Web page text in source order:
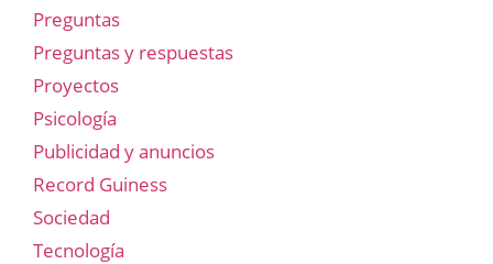
Preguntas
Preguntas y respuestas
Proyectos
Psicología
Publicidad y anuncios
Record Guiness
Sociedad
Tecnología